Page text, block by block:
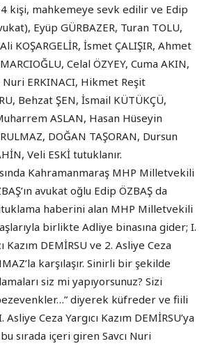
kişi, mahkemeye sevk edilir ve Edip
Eyüp GÜRBAZER, Turan TOLU,
KOŞARGELİR, İsmet ÇALIŞIR, Ahmet
Celal ÖZYEY, Cuma AKIN,
ERKINACI, Hikmet Reşit
Behzat ŞEN, İsmail KÜTÜKÇÜ,
ASLAN, Hasan Hüseyin
DOĞAN TAŞORAN, Dursun
Veli ESKİ tutuklanır.
Kahramanmaraş MHP Milletvekili
avukat oğlu Edip ÖZBAŞ da
haberini alan MHP Milletvekili
birlikte Adliye binasına gider; I.
Kazım DEMİRSU ve 2. Asliye Ceza
karşılaşır. Sinirli bir şekilde
siz mi yapıyorsunuz? Sizi
diyerek küfreder ve fiili
Asliye Ceza Yargıcı Kazım DEMİRSU’ya
sırada içeri giren Savcı Nuri